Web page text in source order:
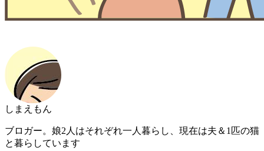
しまえもん
ブロガー。娘2人はそれぞれ一人暮らし、現在は夫＆1匹の猫
と暮らしています